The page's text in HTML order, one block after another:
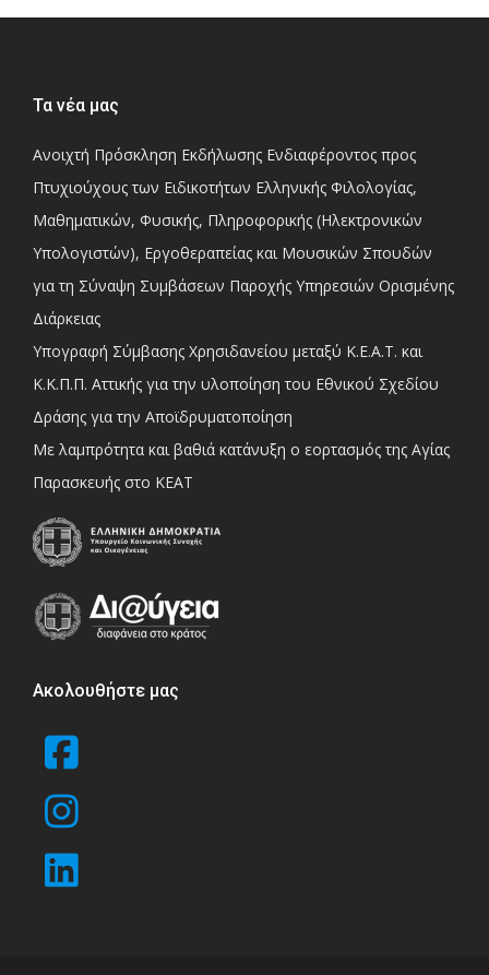
Τα νέα μας
Ανοιχτή Πρόσκληση Εκδήλωσης Ενδιαφέροντος προς
Πτυχιούχους των Ειδικοτήτων Ελληνικής Φιλολογίας,
Μαθηματικών, Φυσικής, Πληροφορικής (Ηλεκτρονικών
Υπολογιστών), Εργοθεραπείας και Μουσικών Σπουδών
για τη Σύναψη Συμβάσεων Παροχής Υπηρεσιών Ορισμένης
Διάρκειας
Υπογραφή Σύμβασης Χρησιδανείου μεταξύ Κ.Ε.Α.Τ. και
Κ.Κ.Π.Π. Αττικής για την υλοποίηση του Εθνικού Σχεδίου
Δράσης για την Αποϊδρυματοποίηση
Με λαμπρότητα και βαθιά κατάνυξη ο εορτασμός της Αγίας
Παρασκευής στο ΚΕΑΤ
Ακολουθήστε μας